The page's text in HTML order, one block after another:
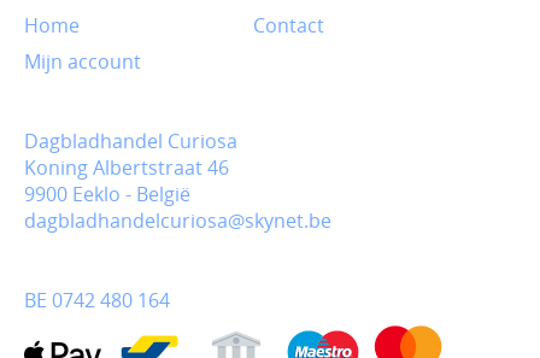
Home
Contact
Mijn account
Dagbladhandel Curiosa
Koning Albertstraat 46
9900 Eeklo - België
dagbladhandelcuriosa@skynet.be
BE 0742 480 164